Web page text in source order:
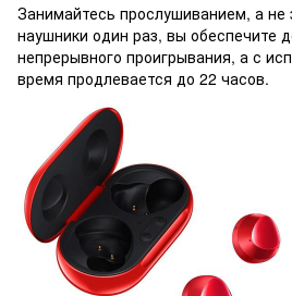
Занимайтесь прослушиванием, а не
наушники один раз, вы обеспечите
непрерывного проигрывания, а с
время продлевается до 22 часов.